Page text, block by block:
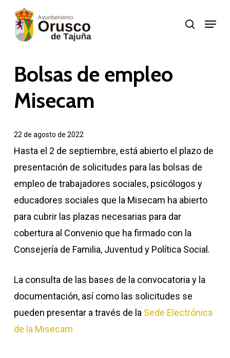
main
search
Menu
Bolsas de empleo
Misecam
22 de agosto de 2022
Hasta el 2 de septiembre, está abierto el plazo de
presentación de solicitudes para las bolsas de
empleo de trabajadores sociales, psicólogos y
educadores sociales que la Misecam ha abierto
para cubrir las plazas necesarias para dar
cobertura al Convenio que ha firmado con la
Consejería de Familia, Juventud y Política Social.
La consulta de las bases de la convocatoria y la
documentación, así como las solicitudes se
pueden presentar a través de la Sede Electrónica
de la Misecam